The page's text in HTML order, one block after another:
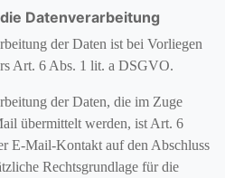
Datenverarbeitung
der Daten ist bei Vorliegen
Art. 6 Abs. 1 lit. a DSGVO.
der Daten, die im Zuge
übermittelt werden, ist Art. 6
E-Mail-Kontakt auf den Abschluss
Rechtsgrundlage für die